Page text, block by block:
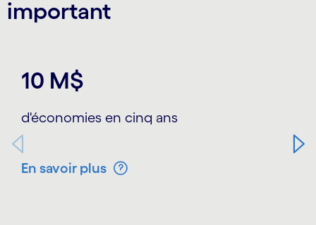
important
10 M$
d'économies en cinq ans
En savoir plus